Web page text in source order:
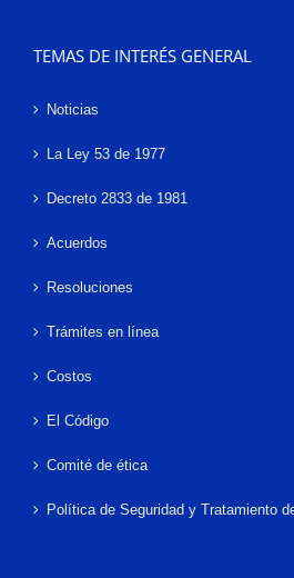
TEMAS DE INTERÉS GENERAL
Noticias
La Ley 53 de 1977
Decreto 2833 de 1981
Acuerdos
Resoluciones
Trámites en línea
Costos
El Código
Comité de ética
Política de Seguridad y Tratamiento